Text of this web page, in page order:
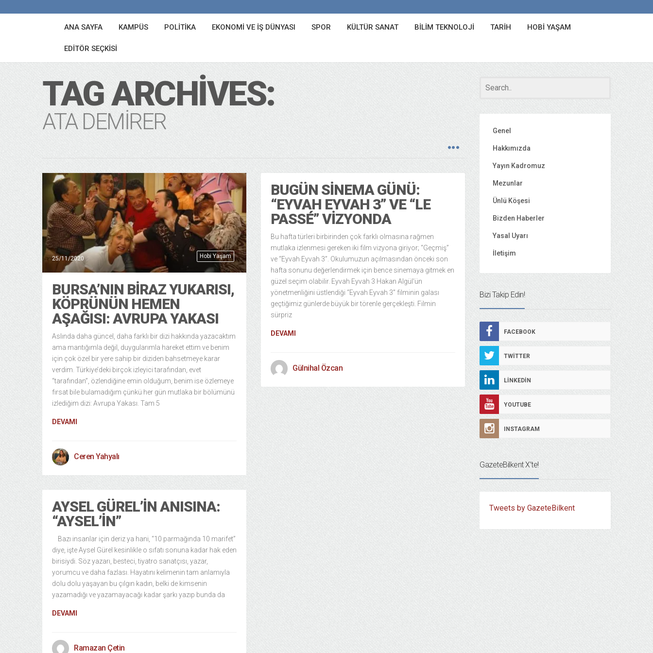
ANA SAYFA KAMPÜS POLITIKA EKONOMI VE İŞ DÜNYASI SPOR KÜLTÜR SANAT BILIM TEKNOLOJI TARIH HOBI YAŞAM
EDITÖR SEÇKISI
TAG ARCHIVES:
ATA DEMIRER
Hobi Yaşam
25/11/2020
BURSA’NIN BİRAZ YUKARISI,
KÖPRÜNÜN HEMEN
AŞAĞISI: AVRUPA YAKASI
Aslında daha güncel, daha farklı bir dizi hakkında yazacaktım
ama mantığımla değil, duygularımla hareket ettim ve benim
için çok özel bir yere sahip bir diziden bahsetmeye karar
verdim. Türkiye’deki birçok izleyici tarafından, evet
“tarafından”, özlendiğine emin olduğum, benim ise özlemeye
fırsat bile bulamadığım çünkü her gün mutlaka bir bölümünü
izlediğim dizi: Avrupa Yakası. Tam 5
DEVAMI
Ceren Yahyalı
BUGÜN SINEMA GÜNÜ:
“EYVAH EYVAH 3” VE “LE
PASSÉ” VIZYONDA
Bu hafta türleri birbirinden çok farklı olmasına rağmen
mutlaka izlenmesi gereken iki film vizyona giriyor; “Geçmiş”
ve “Eyvah Eyvah 3”. Okulumuzun açılmasından önceki son
hafta sonunu değerlendirmek için bence sinemaya gitmek en
güzel seçim olabilir. Eyvah Eyvah 3 Hakan Algül‘ün
yönetmenliğini üstlendiği “Eyvah Eyvah 3” filminin galası
geçtiğimiz günlerde büyük bir törenle gerçekleşti. Filmin
sürpriz
DEVAMI
Gülnihal Özcan
AYSEL GÜREL’IN ANISINA:
“AYSEL’IN”
Bazı insanlar için deriz ya hani, “10 parmağında 10 marifet”
diye, işte Aysel Gürel kesinlikle o sıfatı sonuna kadar hak eden
birisiydi. Söz yazarı, besteci, tiyatro sanatçısı, yazar,
yorumcu ve daha fazlası. Hayatını kelimenin tam anlamıyla
dolu dolu yaşayan bu çılgın kadın, belki de kimsenin
yazamadığı ve yazamayacağı kadar şarkı yazıp bunda da
DEVAMI
Ramazan Çetin
Genel
Hakkımızda
Yayın Kadromuz
Mezunlar
Ünlü Köşesi
Bizden Haberler
Yasal Uyarı
İletişim
Bizi Takip Edin!
FACEBOOK
TWITTER
LINKEDIN
YOUTUBE
INSTAGRAM
GazeteBilkent X’te!
Tweets by GazeteBilkent